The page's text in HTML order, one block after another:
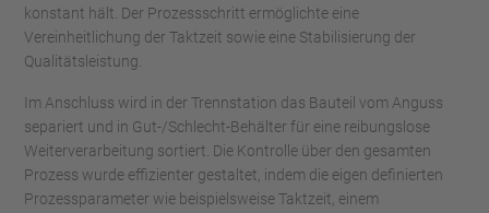
konstant hält. Der Prozessschritt ermöglichte eine
Vereinheitlichung der Taktzeit sowie eine Stabilisierung der
Qualitätsleistung.
Im Anschluss wird in der Trennstation das Bauteil vom Anguss
separiert und in Gut-/Schlecht-Behälter für eine reibungslose
Weiterverarbeitung sortiert. Die Kontrolle über den gesamten
Prozess wurde effizienter gestaltet, indem die eigen definierten
Prozessparameter wie beispielsweise Taktzeit, einem